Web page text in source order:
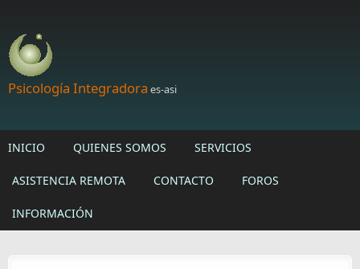
Psicología Integradora es-asi
INICIO QUIENES SOMOS SERVICIOS
ASISTENCIA REMOTA CONTACTO FOROS
INFORMACIÓN